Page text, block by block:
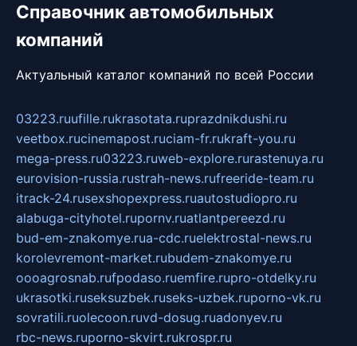
Справочник автомобильных
компаний
Актуальный каталог компаний по всей России
03223.ruufille.rukrasotata.ruprazdnikdushi.ru
veetbox.rucinemapost.ruciam-fr.rukraft-you.ru
mega-press.ru03223.ruweb-explore.rurastenuya.ru
eurovision-russia.rustrah-news.rufreeride-team.ru
itrack-24.rusexshopexpress.ruautostudiopro.ru
alabuga-cityhotel.rupornv.ruatlantpereezd.ru
bud-em-znakomye.rua-cdc.ruelektrostal-news.ru
korolevremont-market.rubudem-znakomye.ru
oooagrosnab.rufpodaso.ruemfire.rupro-otdelky.ru
ukrasotki.ruseksuzbek.ruseks-uzbek.ruporno-vk.ru
sovratili.ruolecoon.ruvd-dosug.ruadonyev.ru
rbc-news.ruporno-skvirt.rukrospr.ru